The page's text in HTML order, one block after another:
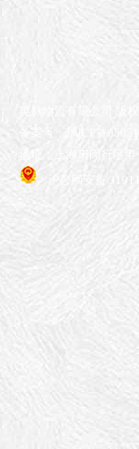
备案号：沪ICP备
沪公网安备